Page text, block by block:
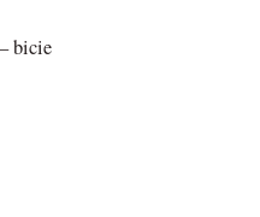
bicie